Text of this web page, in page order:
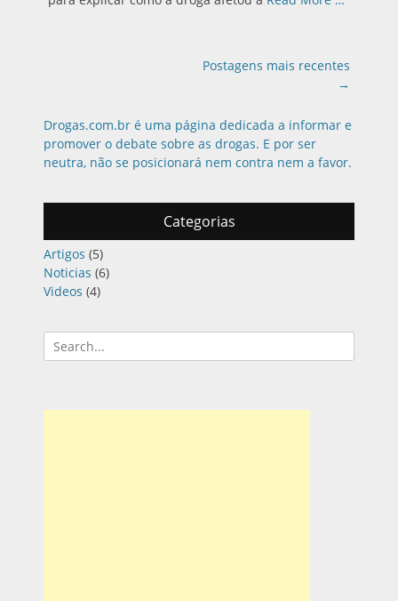
Postagens mais recentes
→
Drogas.com.br é uma página dedicada a informar e
promover o debate sobre as drogas. E por ser
neutra, não se posicionará nem contra nem a favor.
Categorias
Artigos (5)
Noticias (6)
Videos (4)
Pesquisar
por: